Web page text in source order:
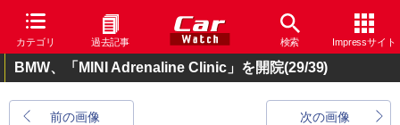
カテゴリ 過去記事 検索 Impressサイト
BMW、「MINI Adrenaline Clinic」を開院(29/39)
前の画像 次の画像